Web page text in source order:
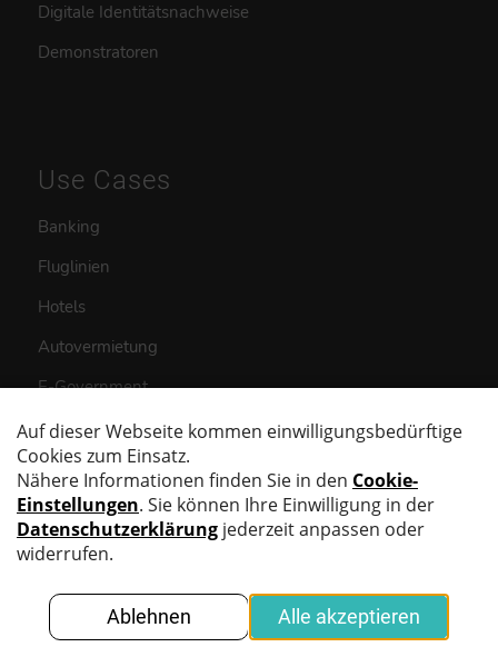
Digitale Identitätsnachweise
Demonstratoren
Use Cases
Banking
Fluglinien
Hotels
Autovermietung
E-Government
© OVD Kinegram AG